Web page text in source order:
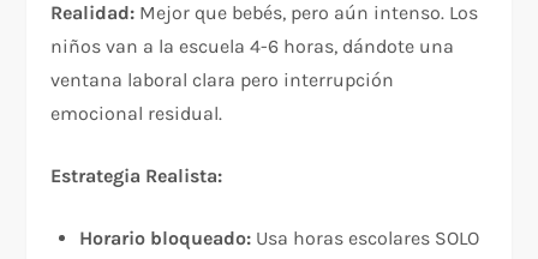
Realidad: Mejor que bebés, pero aún intenso. Los
niños van a la escuela 4-6 horas, dándote una
ventana laboral clara pero interrupción
emocional residual.​
Estrategia Realista:
Horario bloqueado: Usa horas escolares SOLO